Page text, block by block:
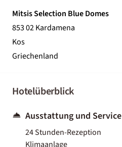
Mitsis Selection Blue Domes
853 02 Kardamena
Kos
Griechenland
Hotelüberblick
Ausstattung und Service
24 Stunden-Rezeption
Klimaanlage